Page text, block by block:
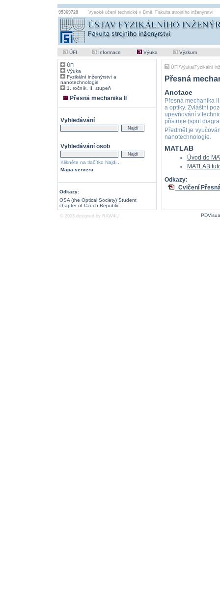
95369728 Vysoké učení technické v Brně, Fakulta strojního inženýrství
ÚFI Informace Výuka Výzkum
ÚFI
Výuka
Fyzikální inženýrství a
nanotechnologie
1. ročník, II. stupeň
Přesná mechanika II
Vyhledávání
Vyhledávání osob
Klikněte na tlačítko Najdi ..
Mapa serveru
Odkazy:
OSA (the Optical Society) Student
chapter of Czech Republic
ÚFI /Výuka/Fyzikální
Přesná
Anotace
Přesná mechanika
a optiky. Zvláštní
upevňování v
přístroje (spot
Předmět je
nanotechnologie.
MATLAB
Úvod do
MATLAB
Odkazy:
Cvičení
© 2003 designed by RAW4U